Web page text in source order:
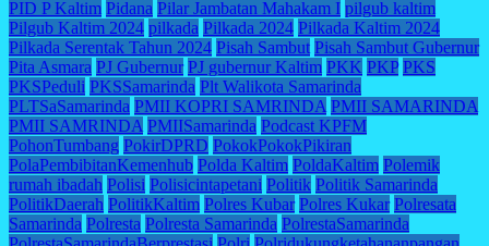
PID P Kaltim Pidana Pilar Jambatan Mahakam I pilgub kaltim
Pilgub Kaltim 2024 pilkada Pilkada 2024 Pilkada Kaltim 2024
Pilkada Serentak Tahun 2024 Pisah Sambut Pisah Sambut Gubernur
Pita Asmara PJ Gubernur PJ gubernur Kaltim PKK PKP PKS
PKSPeduli PKSSamarinda Plt Walikota Samarinda
PLTSaSamarinda PMII KOPRI SAMRINDA PMII SAMARINDA
PMII SAMRINDA PMIISamarinda Podcast KPFM
PohonTumbang PokirDPRD PokokPokokPikiran
PolaPembibitanKemenhub Polda Kaltim PoldaKaltim Polemik
rumah ibadah Polisi Polisicintapetani Politik Politik Samarinda
PolitikDaerah PolitikKaltim Polres Kubar Polres Kukar Polresata
Samarinda Polresta Polresta Samarinda PolrestaSamarinda